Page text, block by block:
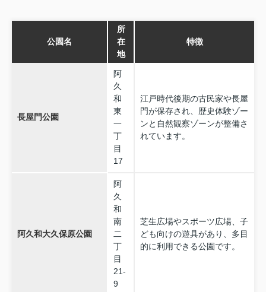
公園名
所
在
地
特徴
長屋門公園
阿
久
和
東
一
丁
目
17
江戸時代後期の古民家や長屋
門が保存され、歴史体験ゾー
ンと自然観察ゾーンが整備さ
れています。
阿久和大久保原公園
阿
久
和
南
二
丁
目
21-
9
芝生広場やスポーツ広場、子
ども向けの遊具があり、多目
的に利用できる公園です。